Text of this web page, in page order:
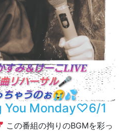
You Monday♡6/1
この番組の拘りのBGMを彩っ